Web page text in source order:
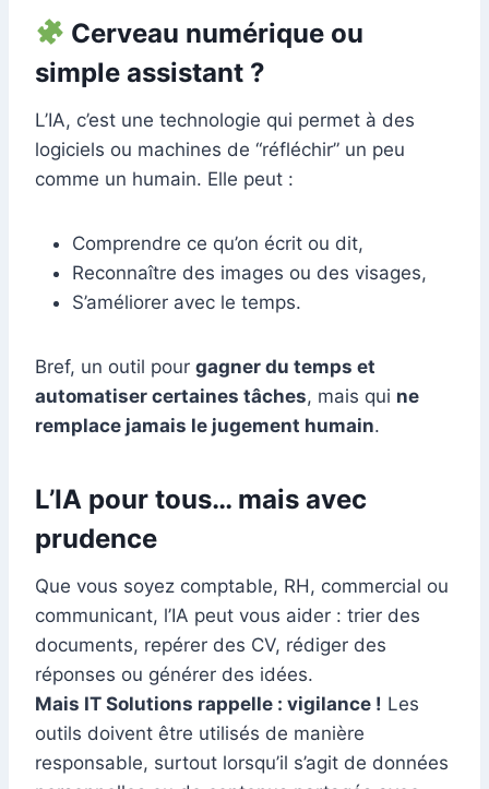
Cerveau numérique ou
simple assistant ?
L’IA, c’est une technologie qui permet à des
logiciels ou machines de “réfléchir” un peu
comme un humain. Elle peut :
Comprendre ce qu’on écrit ou dit,
Reconnaître des images ou des visages,
S’améliorer avec le temps.
Bref, un outil pour gagner du temps et
automatiser certaines tâches, mais qui ne
remplace jamais le jugement humain.
L’IA pour tous… mais avec
prudence
Que vous soyez comptable, RH, commercial ou
communicant, l’IA peut vous aider : trier des
documents, repérer des CV, rédiger des
réponses ou générer des idées.
Mais IT Solutions rappelle : vigilance ! Les
outils doivent être utilisés de manière
responsable, surtout lorsqu’il s’agit de données